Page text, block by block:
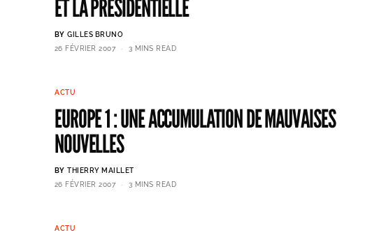
ET LA PRÉSIDENTIELLE
BY GILLES BRUNO
26 FÉVRIER 2007
3 MINS READ
ACTU
EUROPE 1 : UNE ACCUMULATION DE MAUVAISES
NOUVELLES
BY THIERRY MAILLET
26 FÉVRIER 2007
3 MINS READ
ACTU